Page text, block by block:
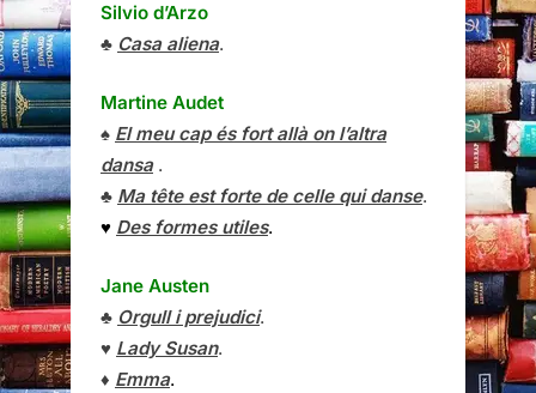
Silvio d’Arzo
♣ Casa aliena.
Martine Audet
♠ El meu cap és fort allà on l’altra
dansa.
♣ Ma tête est forte de celle qui danse.
♥ Des formes utiles.
Jane Austen
♣ Orgull i prejudici.
♥ Lady Susan.
♦ Emma.